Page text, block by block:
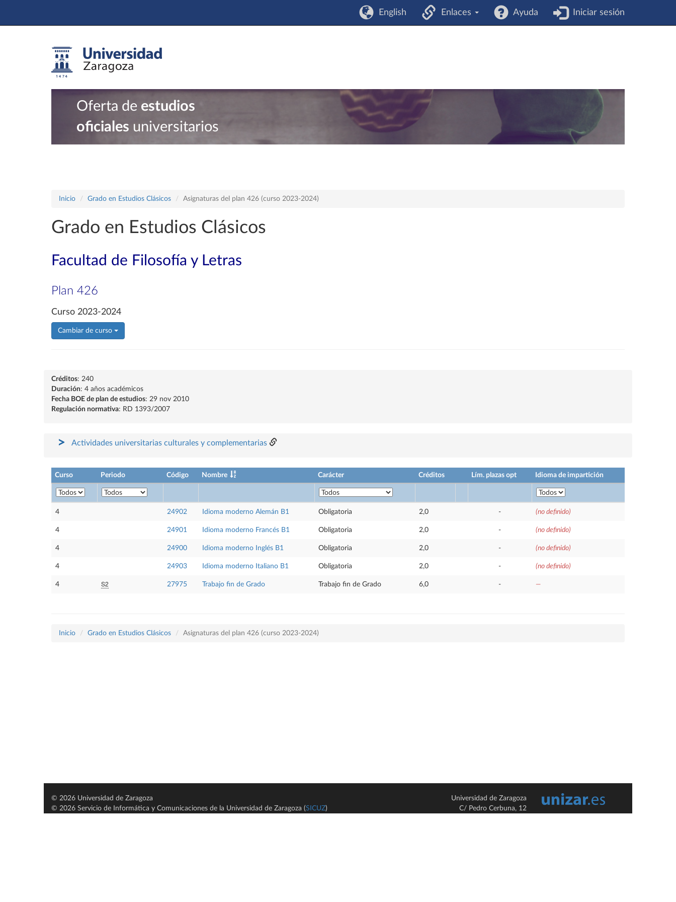
English Enlaces Ayuda Iniciar sesión
Oferta de estudios
oficiales universitarios
Inicio Grado en Estudios Clásicos Asignaturas del plan 426 (curso 2023-2024)
Grado en Estudios Clásicos
Facultad de Filosofía y Letras
Plan 426
Curso 2023-2024
Cambiar de curso
Créditos: 240
Duración: 4 años académicos
Fecha BOE de plan de estudios: 29 nov 2010
Regulación normativa: RD 1393/2007
Actividades universitarias culturales y complementarias
Curso Periodo Código Nombre Carácter Créditos Lím. plazas opt Idioma de impartición
4 24902 Idioma moderno Alemán B1 Obligatoria 2,0 - (no definido)
4 24901 Idioma moderno Francés B1 Obligatoria 2,0 - (no definido)
4 24900 Idioma moderno Inglés B1 Obligatoria 2,0 - (no definido)
4 24903 Idioma moderno Italiano B1 Obligatoria 2,0 - (no definido)
4 S2 27975 Trabajo fin de Grado Trabajo fin de Grado 6,0 - —
Inicio Grado en Estudios Clásicos Asignaturas del plan 426 (curso 2023-2024)
© 2026 Universidad de Zaragoza
© 2026 Servicio de Informática y Comunicaciones de la Universidad de Zaragoza (SICUZ)
Universidad de Zaragoza
C/ Pedro Cerbuna, 12